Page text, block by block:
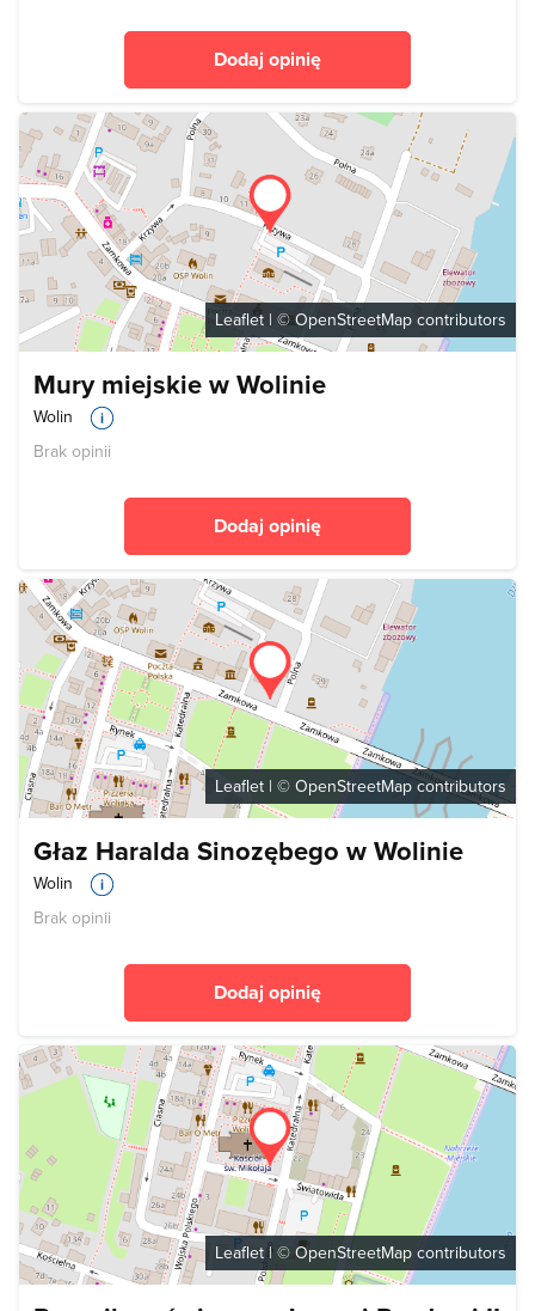
Dodaj opinię
Leaflet | ©OpenStreetMap contributors
Mury miejskie w Wolinie
Wolin
Brak opinii
Dodaj opinię
Leaflet | © OpenStreetMap contributors
Głaz Haralda Sinozębego w Wolinie
Wolin
Brak opinii
Dodaj opinię
Leaflet| ©OpenStreetMap contributors